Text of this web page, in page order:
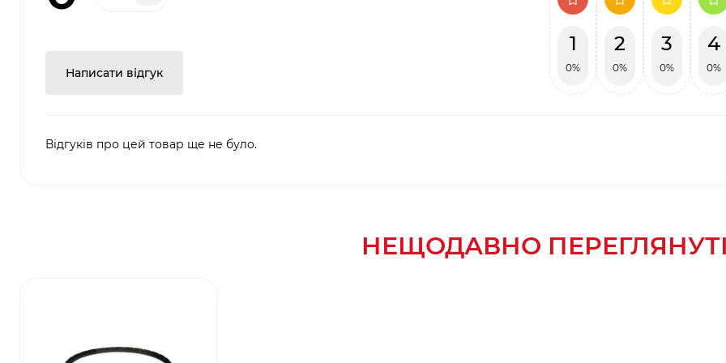
Написати відгук
1
0%
2
0%
3
0%
4
0%
Відгуків про цей товар ще не було.
НЕЩОДАВНО ПЕРЕГЛЯНУТІ